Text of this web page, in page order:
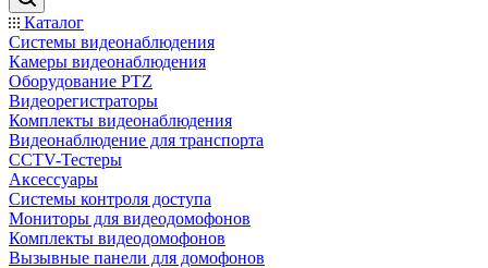
Каталог
Системы видеонаблюдения
Камеры видеонаблюдения
Оборудование PTZ
Видеорегистраторы
Комплекты видеонаблюдения
Видеонаблюдение для транспорта
CCTV-Тестеры
Аксессуары
Системы контроля доступа
Мониторы для видеодомофонов
Комплекты видеодомофонов
Вызывные панели для домофонов